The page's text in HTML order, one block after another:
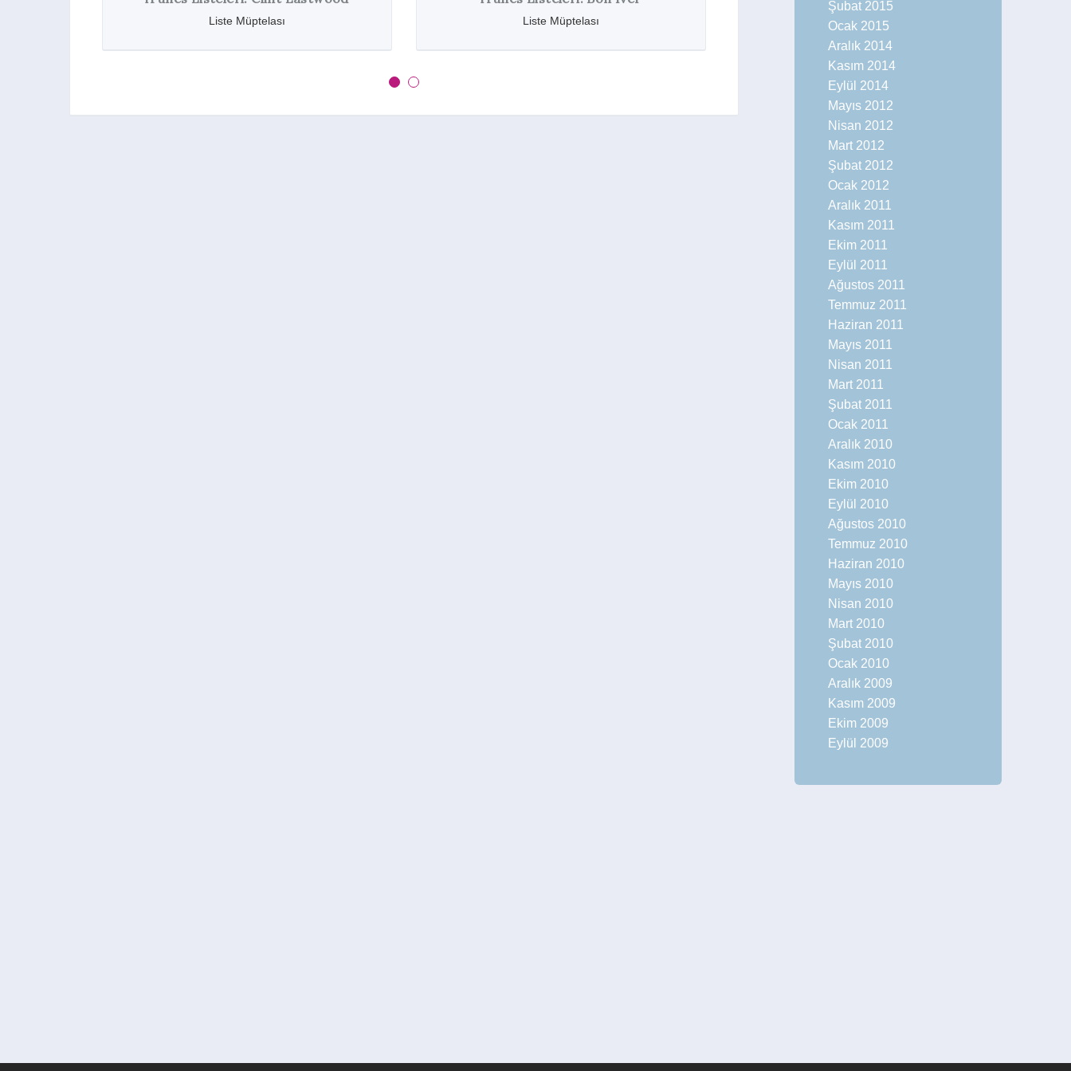
Şubat 2015
Ocak 2015
Aralık 2014
Kasım 2014
Eylül 2014
Mayıs 2012
Nisan 2012
Mart 2012
Şubat 2012
Ocak 2012
Aralık 2011
Kasım 2011
Ekim 2011
Eylül 2011
Ağustos 2011
Temmuz 2011
Haziran 2011
Mayıs 2011
Nisan 2011
Mart 2011
Şubat 2011
Ocak 2011
Aralık 2010
Kasım 2010
Ekim 2010
Eylül 2010
Ağustos 2010
Temmuz 2010
Haziran 2010
Mayıs 2010
Nisan 2010
Mart 2010
Şubat 2010
Ocak 2010
Aralık 2009
Kasım 2009
Ekim 2009
Eylül 2009